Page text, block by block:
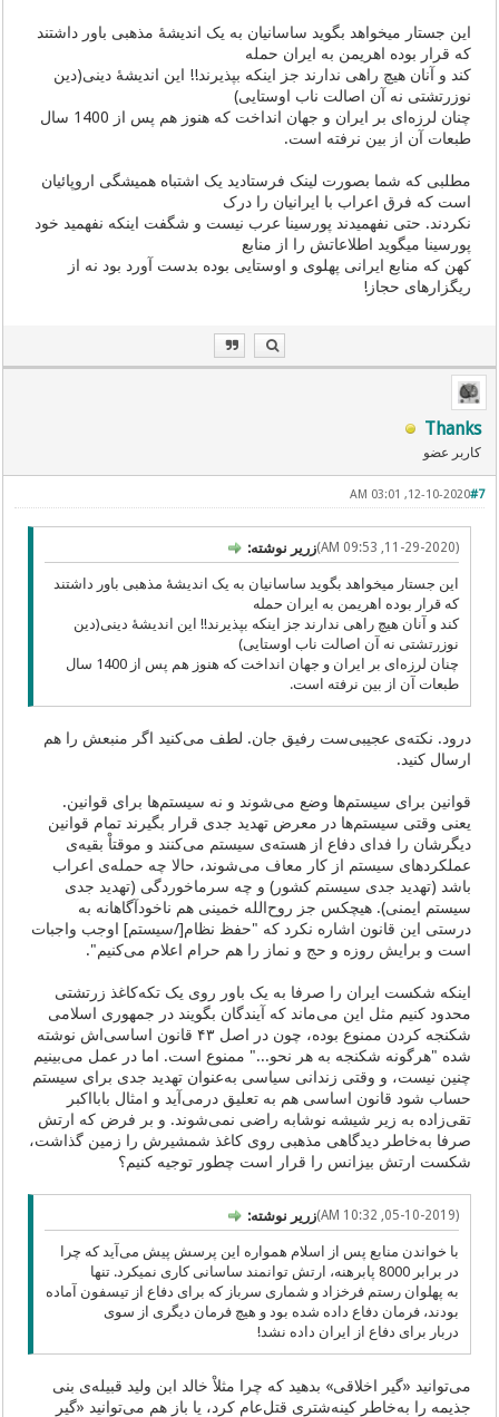
این جستار میخواهد بگوید ساسانیان به یک اندیشۀ مذهبی باور داشتند
که قرار بوده اهریمن به ایران حمله
کند و آنان هیچ راهی ندارند جز اینکه بپذیرند!! این اندیشۀ دینی(دین
نوزرتشتی نه آن اصالت ناب اوستایی)
چنان لرزه‌ای بر ایران و جهان انداخت که هنوز هم پس از 1400 سال
طبعات آن از بین نرفته است.
مطلبی که شما بصورت لینک فرستادید یک اشتباه همیشگی اروپائیان
است که فرق اعراب با ایرانیان را درک
نکردند. حتی نفهمیدند پورسینا عرب نیست و شگفت اینکه نفهمید خود
پورسینا میگوید اطلاعاتش را از منابع
کهن که منابع ایرانی پهلوی و اوستایی بوده بدست آورد بود نه از
ریگزارهای حجاز!
Thanks
کاربر عضو
#7
12-10-2020, 03:01 AM
(11-29-2020, 09:53 AM) زریر نوشته:
این جستار میخواهد بگوید ساسانیان به یک اندیشۀ مذهبی باور داشتند
که قرار بوده اهریمن به ایران حمله
کند و آنان هیچ راهی ندارند جز اینکه بپذیرند!! این اندیشۀ دینی(دین
نوزرتشتی نه آن اصالت ناب اوستایی)
چنان لرزه‌ای بر ایران و جهان انداخت که هنوز هم پس از 1400 سال
طبعات آن از بین نرفته است.
درود. نکته‌ی عجیبی‌ست رفیق‌ جان. لطف می‌کنید اگر منبعش را هم
ارسال کنید.
قوانین برای سیستم‌ها وضع می‌شوند و نه سیستم‌ها برای قوانین.
یعنی وقتی سیستم‌ها در معرض تهدید جدی قرار بگیرند تمام قوانین
دیگرشان را فدای دفاع از هسته‌ی سیستم می‌کنند و موقتاْ بقیه‌ی
عملکردهای سیستم از کار معاف می‌شوند، حالا چه حمله‌ی اعراب
باشد (تهدید جدی سیستم کشور) و چه سرماخوردگی (تهدید جدی
سیستم ایمنی). هیچکس جز روح‌الله خمینی هم ناخودآگاهانه به
درستی این قانون اشاره نکرد که "حفظ نظام[/سیستم] اوجب واجبات
است و برایش روزه و حج و نماز را هم حرام اعلام می‌کنیم".
اینکه شکست ایران را صرفا به یک باور روی یک تکه‌کاغذ زرتشتی
محدود کنیم مثل این می‌ماند که آیندگان بگویند در جمهوری اسلامی
شکنجه‌ کردن ممنوع بوده، چون در اصل ۴۳ قانون اساسی‌اش نوشته
شده "هرگونه شکنجه به هر نحو..." ممنوع است. اما در عمل می‌بینیم
چنین نیست، و وقتی زندانی سیاسی به‌عنوان تهدید جدی برای سیستم
حساب شود قانون اساسی هم به تعلیق درمی‌آید و امثال بابااکبر
تقی‌زاده به زیر شیشه نوشابه راضی نمی‌شوند. و بر فرض که ارتش
صرفا به‌خاطر دیدگاهی مذهبی روی کاغذ شمشیرش را زمین گذاشت،
شکست ارتش بیزانس را قرار است چطور توجیه کنیم؟
(05-10-2019, 10:32 AM) زریر نوشته:
با خواندن منابع پس از اسلام همواره این پرسش پیش می‌آید که چرا
در برابر 8000 پابرهنه، ارتش توانمند ساسانی کاری نمیکرد. تنها
به پهلوان رستم فرخزاد و شماری سرباز که برای دفاع از تیسفون آماده
بودند، فرمان دفاع داده شده بود و هیچ فرمان دیگری از سوی
دربار برای دفاع از ایران داده نشد!
می‌توانید «گیر اخلاقی» بدهید که چرا مثلاْ خالد ابن ولید قبیله‌ی بنی
جذیمه را به‌خاطر کینه‌شتری قتل‌عام کرد، یا باز هم می‌توانید «گیر